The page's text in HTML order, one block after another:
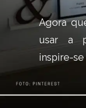
Agora
usar a
inspire-se